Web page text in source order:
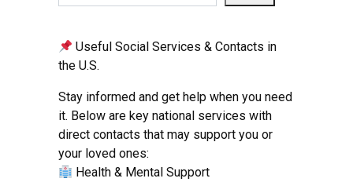
Useful Social Services & Contacts in
the U.S.
Stay informed and get help when you need
it. Below are key national services with
direct contacts that may support you or
your loved ones:
Health & Mental Support